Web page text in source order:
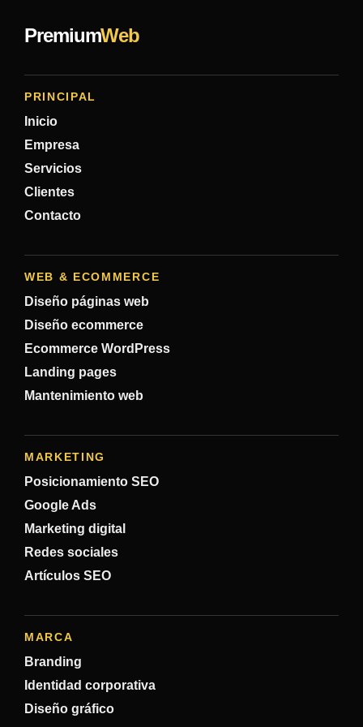
PremiumWeb
PRINCIPAL
Inicio
Empresa
Servicios
Clientes
Contacto
WEB & ECOMMERCE
Diseño páginas web
Diseño ecommerce
Ecommerce WordPress
Landing pages
Mantenimiento web
MARKETING
Posicionamiento SEO
Google Ads
Marketing digital
Redes sociales
Artículos SEO
MARCA
Branding
Identidad corporativa
Diseño gráfico